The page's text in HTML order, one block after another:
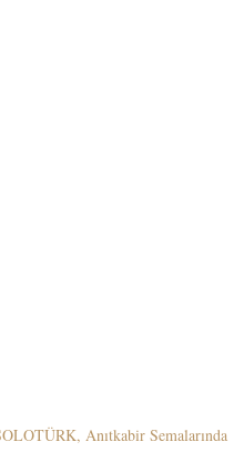
Anıtkabir Semalarında